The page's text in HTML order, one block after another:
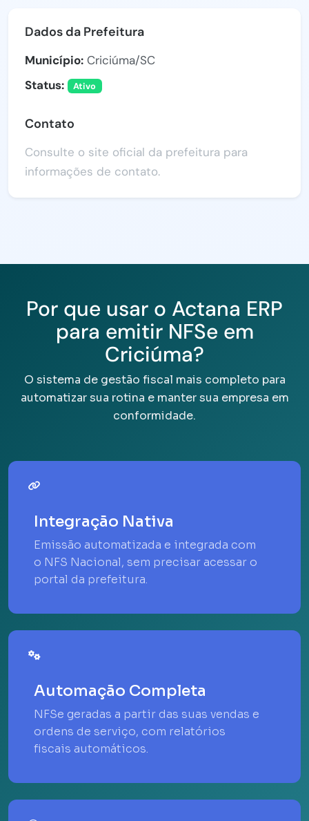
Dados da Prefeitura
Município: Criciúma/SC
Status:
Ativo
Contato
Consulte o site oficial da prefeitura para
informações de contato.
Por que usar o Actana ERP
para emitir NFSe em
Criciúma?
O sistema de gestão fiscal mais completo para
automatizar sua rotina e manter sua empresa em
conformidade.
Integração Nativa
Emissão automatizada e integrada com
o NFS Nacional, sem precisar acessar o
portal da prefeitura.
Automação Completa
NFSe geradas a partir das suas vendas e
ordens de serviço, com relatórios
fiscais automáticos.